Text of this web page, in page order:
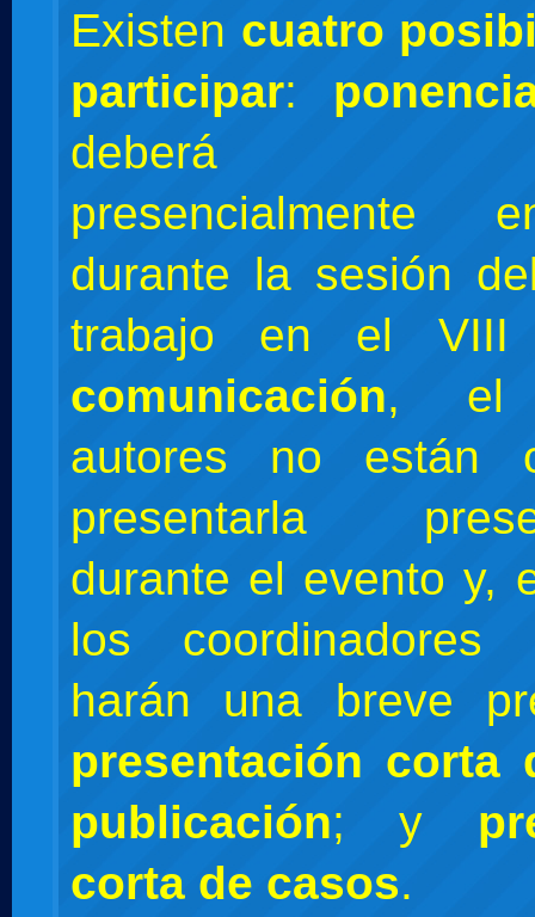
Existen cuatro
participar:
deberá
presencialmente
durante la sesión
trabajo en el VIII
comunicación, el
autores no están
presentarla
durante el evento y,
los coordinadores
harán una breve
presentación corta
publicación; y
corta de casos.